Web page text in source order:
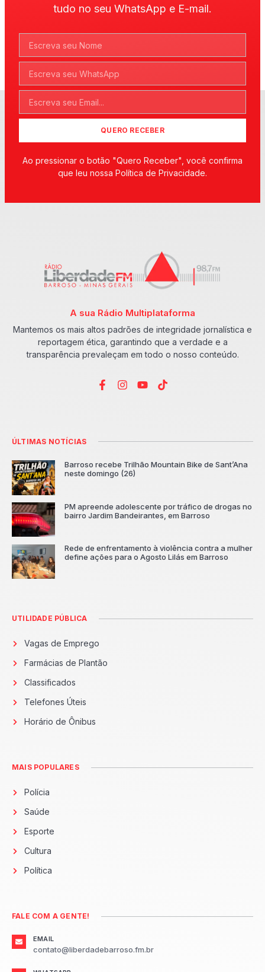
tudo no seu WhatsApp e E-mail.
QUERO RECEBER
Ao pressionar o botão "Quero Receber", você confirma
que leu nossa Política de Privacidade.
A sua Rádio Multiplataforma
Mantemos os mais altos padrões de integridade jornalística e
reportagem ética, garantindo que a verdade e a
transparência prevaleçam em todo o nosso conteúdo.
ÚLTIMAS NOTÍCIAS
Barroso recebe Trilhão Mountain Bike de Sant’Ana
neste domingo (26)
PM apreende adolescente por tráfico de drogas no
bairro Jardim Bandeirantes, em Barroso
Rede de enfrentamento à violência contra a mulher
define ações para o Agosto Lilás em Barroso
UTILIDADE PÚBLICA
Vagas de Emprego
Farmácias de Plantão
Classificados
Telefones Úteis
Horário de Ônibus
MAIS POPULARES
Polícia
Saúde
Esporte
Cultura
Política
FALE COM A GENTE!
EMAIL
contato@liberdadebarroso.fm.br